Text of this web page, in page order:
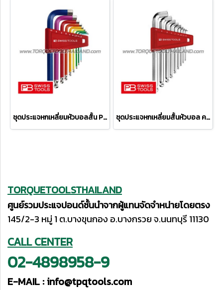
ชุดประแจหกเหลี่ยมหัวบอลสั้น PB212H-10RB ชุดประแจหกเหลี่ยมสั้นหัวบอล คอสั้น PB2212H
TORQUETOOLSTHAILAND
ศูนย์รวมประแจปอนด์ชั้นนำจากผู้แทนจัดจำหน่ายโดยตรง
145/2-3 หมู่ 1 ต.บางขุนกอง อ.บางกรวย จ.นนทบุรี 11130
CALL CENTER
02-4898958-9
E-MAIL :info@tpqtools.com